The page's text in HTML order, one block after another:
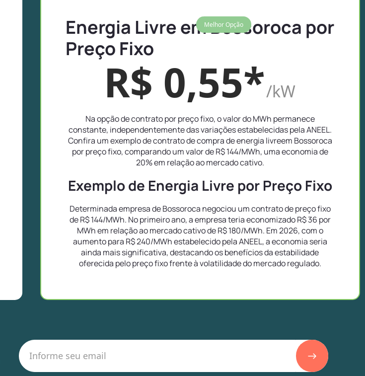
Melhor Opção
Energia Livre em Bossoroca por
Preço Fixo
R$ 0,55*/kW
Na opção de contrato por preço fixo, o valor do MWh permanece
constante, independentemente das variações estabelecidas pela ANEEL.
Confira um exemplo de contrato de compra de energia livreem Bossoroca
por preço fixo, comparando um valor de R$ 144/MWh, uma economia de
20% em relação ao mercado cativo.
Exemplo de Energia Livre por Preço Fixo
Determinada empresa de Bossoroca negociou um contrato de preço fixo
de R$ 144/MWh. No primeiro ano, a empresa teria economizado R$ 36 por
MWh em relação ao mercado cativo de R$ 180/MWh. Em 2026, com o
aumento para R$ 240/MWh estabelecido pela ANEEL, a economia seria
ainda mais significativa, destacando os benefícios da estabilidade
oferecida pelo preço fixo frente à volatilidade do mercado regulado.